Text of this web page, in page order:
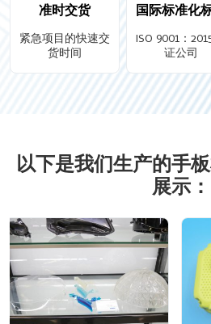
准时交货
紧急项目的快速交
货时间
国际标准化
ISO 9001：
证公司
以下是我们生产的手
展示：